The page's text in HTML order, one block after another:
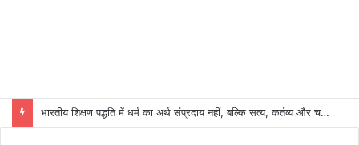
भारतीय शिक्षण पद्धति में धर्म का अर्थ संप्रदाय नहीं, बल्कि सत्य, कर्तव्य और चरित्र निर्माण है: विजय प्रकाश